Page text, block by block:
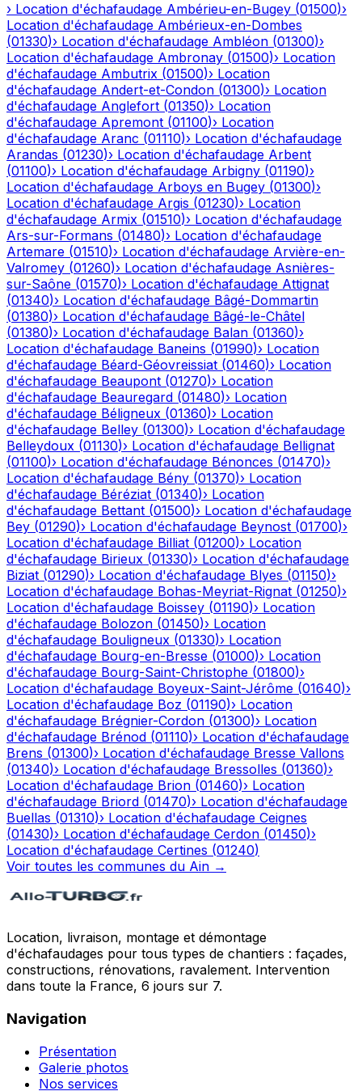
› Location d'échafaudage Ambérieu-en-Bugey (01500)›
Location d'échafaudage Ambérieux-en-Dombes
(01330)› Location d'échafaudage Ambléon (01300)›
Location d'échafaudage Ambronay (01500)› Location
d'échafaudage Ambutrix (01500)› Location
d'échafaudage Andert-et-Condon (01300)› Location
d'échafaudage Anglefort (01350)› Location
d'échafaudage Apremont (01100)› Location
d'échafaudage Aranc (01110)› Location d'échafaudage
Arandas (01230)› Location d'échafaudage Arbent
(01100)› Location d'échafaudage Arbigny (01190)›
Location d'échafaudage Arboys en Bugey (01300)›
Location d'échafaudage Argis (01230)› Location
d'échafaudage Armix (01510)› Location d'échafaudage
Ars-sur-Formans (01480)› Location d'échafaudage
Artemare (01510)› Location d'échafaudage Arvière-en-
Valromey (01260)› Location d'échafaudage Asnières-
sur-Saône (01570)› Location d'échafaudage Attignat
(01340)› Location d'échafaudage Bâgé-Dommartin
(01380)› Location d'échafaudage Bâgé-le-Châtel
(01380)› Location d'échafaudage Balan (01360)›
Location d'échafaudage Baneins (01990)› Location
d'échafaudage Béard-Géovreissiat (01460)› Location
d'échafaudage Beaupont (01270)› Location
d'échafaudage Beauregard (01480)› Location
d'échafaudage Béligneux (01360)› Location
d'échafaudage Belley (01300)› Location d'échafaudage
Belleydoux (01130)› Location d'échafaudage Bellignat
(01100)› Location d'échafaudage Bénonces (01470)›
Location d'échafaudage Bény (01370)› Location
d'échafaudage Béréziat (01340)› Location
d'échafaudage Bettant (01500)› Location d'échafaudage
Bey (01290)› Location d'échafaudage Beynost (01700)›
Location d'échafaudage Billiat (01200)› Location
d'échafaudage Birieux (01330)› Location d'échafaudage
Biziat (01290)› Location d'échafaudage Blyes (01150)›
Location d'échafaudage Bohas-Meyriat-Rignat (01250)›
Location d'échafaudage Boissey (01190)› Location
d'échafaudage Bolozon (01450)› Location
d'échafaudage Bouligneux (01330)› Location
d'échafaudage Bourg-en-Bresse (01000)› Location
d'échafaudage Bourg-Saint-Christophe (01800)›
Location d'échafaudage Boyeux-Saint-Jérôme (01640)›
Location d'échafaudage Boz (01190)› Location
d'échafaudage Brégnier-Cordon (01300)› Location
d'échafaudage Brénod (01110)› Location d'échafaudage
Brens (01300)› Location d'échafaudage Bresse Vallons
(01340)› Location d'échafaudage Bressolles (01360)›
Location d'échafaudage Brion (01460)› Location
d'échafaudage Briord (01470)› Location d'échafaudage
Buellas (01310)› Location d'échafaudage Ceignes
(01430)› Location d'échafaudage Cerdon (01450)›
Location d'échafaudage Certines (01240)
Voir toutes les communes du Ain →
Location, livraison, montage et démontage
d'échafaudages pour tous types de chantiers : façades,
constructions, rénovations, ravalement. Intervention
dans toute la France, 6 jours sur 7.
Navigation
Présentation
Galerie photos
Nos services